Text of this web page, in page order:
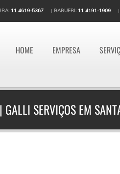
11 4619-5367 | BARUERI: 11 4191-1909 |
HOME EMPRESA
SERVIÇOS EM